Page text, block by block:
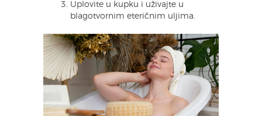
Uplovite u kupku i uživajte u
blagotvornim eteričnim uljima.